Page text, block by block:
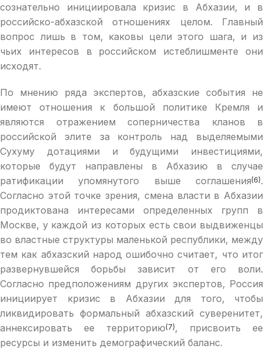
сознательно инициировала кризис в Абхазии, и в
российско-абхазской отношениях целом. Главный
вопрос лишь в том, каковы цели этого шага, и из
чьих интересов в российском истеблишменте они
исходят.
По мнению ряда экспертов, абхазские события не
имеют отношения к большой политике Кремля и
являются отражением соперничества кланов в
российской элите за контроль над выделяемыми
Сухуму дотациями и будущими инвестициями,
которые будут направлены в Абхазию в случае
ратификации упомянутого выше соглашения(6).
Согласно этой точке зрения, смена власти в Абхазии
продиктована интересами определенных групп в
Москве, у каждой из которых есть свои выдвиженцы
во властные структуры маленькой республики, между
тем как абхазский народ ошибочно считает, что итог
развернувшейся борьбы зависит от его воли.
Согласно предположениям других экспертов, Россия
инициирует кризис в Абхазии для того, чтобы
ликвидировать формальный абхазский суверенитет,
аннексировать ее территорию(7), присвоить ее
ресурсы и изменить демографический баланс.